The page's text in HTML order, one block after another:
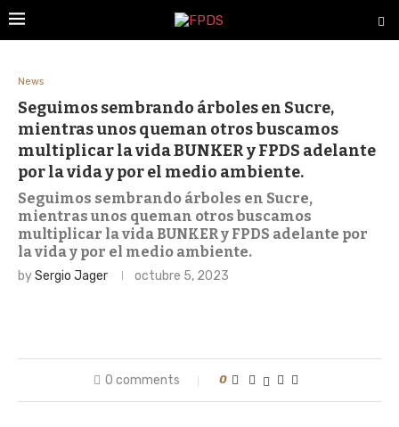
News
Seguimos sembrando árboles en Sucre,
mientras unos queman otros buscamos
multiplicar la vida BUNKER y FPDS adelante
por la vida y por el medio ambiente.
Seguimos sembrando árboles en Sucre,
mientras unos queman otros buscamos
multiplicar la vida BUNKER y FPDS adelante por
la vida y por el medio ambiente.
bySergio Jager octubre 5, 2023
0 comments 0